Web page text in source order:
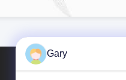
Gary